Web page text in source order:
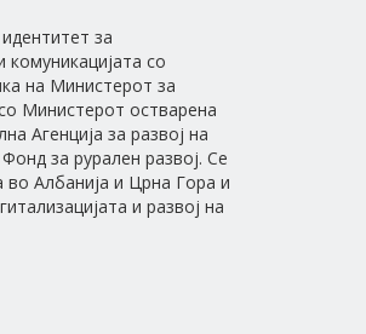
за
со
на Министерот за
Министерот остварена
Агенција за развој на
за рурален развој. Се
Албанија и Црна Гора и
и развој на